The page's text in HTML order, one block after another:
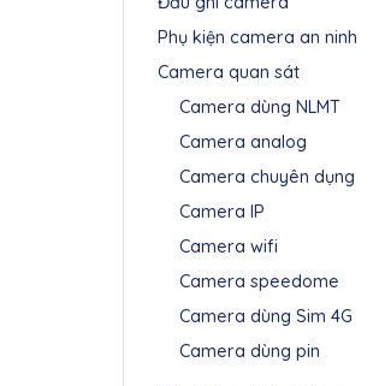
Phụ kiện camera an ninh
Camera quan sát
Camera dùng NLMT
Camera analog
Camera chuyên dụng
Camera IP
Camera wifi
Camera speedome
Camera dùng Sim 4G
Camera dùng pin